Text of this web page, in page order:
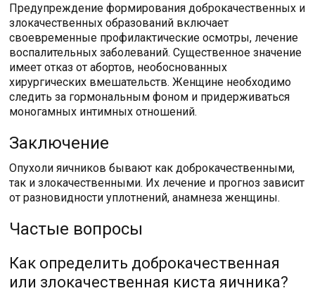
Предупреждение формирования доброкачественных и
злокачественных образований включает
своевременные профилактические осмотры, лечение
воспалительных заболеваний. Существенное значение
имеет отказ от абортов, необоснованных
хирургических вмешательств. Женщине необходимо
следить за гормональным фоном и придерживаться
моногамных интимных отношений.
Заключение
Опухоли яичников бывают как доброкачественными,
так и злокачественными. Их лечение и прогноз зависит
от разновидности уплотнений, анамнеза женщины.
Частые вопросы
Как определить доброкачественная
или злокачественная киста яичника?